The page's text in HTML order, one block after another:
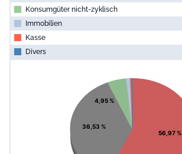
Konsumgüter nicht-zyklisch
Immobilien
Kasse
Divers
Pie chart with 6 slices.
View as data table, Chart
56,97 %
36,53 %
4,95 %